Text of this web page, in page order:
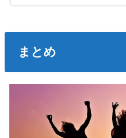
まとめ